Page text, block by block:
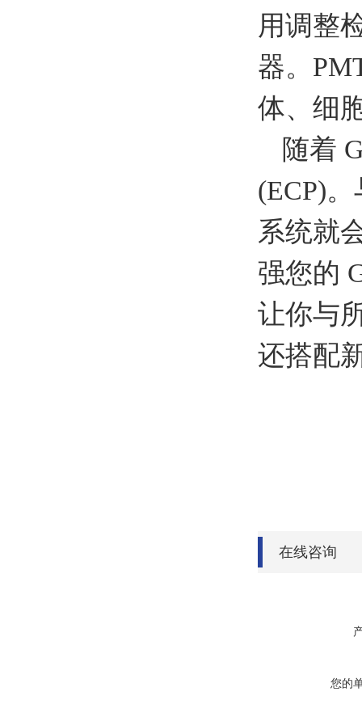
用调整
器。
体、细
随着
(ECP)
系统就
强您的
让你与
还搭配
在线咨询
您的